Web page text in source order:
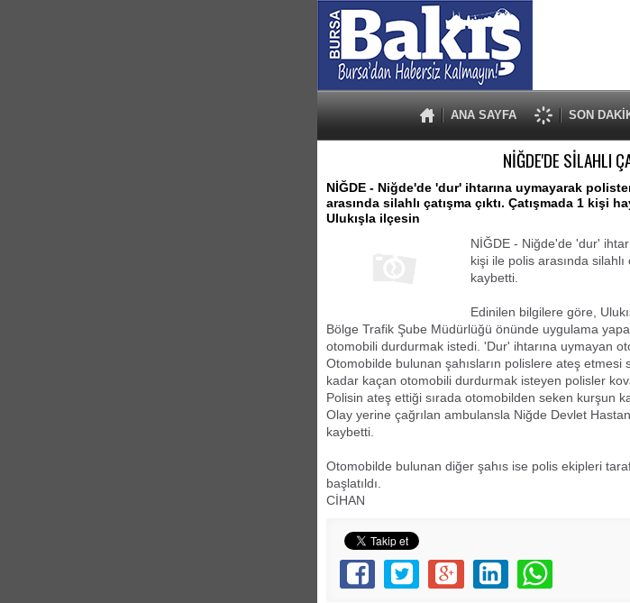
ANA SAYFA SON
NİĞDE'DE SİLAHLI
NİĞDE - Niğde'de 'dur' ihtarına uymayarak
arasında silahlı çatışma çıktı. Çatışmada 1 kişi
Ulukışla ilçesin
NİĞDE - Niğde'de 'dur'
kişi ile polis arasında silahlı
kaybetti.
Edinilen bilgilere göre,
Bölge Trafik Şube Müdürlüğü önünde uygulama
otomobili durdurmak istedi. 'Dur' ihtarına uymayan
Otomobilde bulunan şahısların polislere ateş etmesi
kadar kaçan otomobili durdurmak isteyen polisler
Polisin ateş ettiği sırada otomobilden seken kurşun
Olay yerine çağrılan ambulansla Niğde Devlet
kaybetti.
Otomobilde bulunan diğer şahıs ise polis ekipleri
başlatıldı.
CİHAN